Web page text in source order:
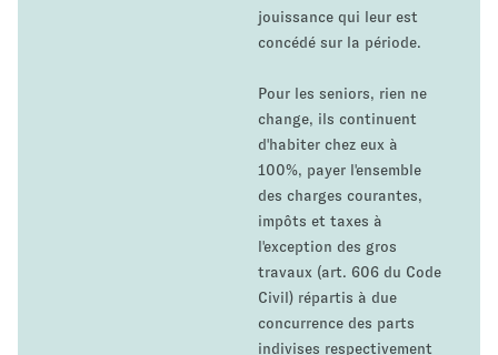
jouissance qui leur est
concédé sur la période.
Pour les seniors, rien ne
change, ils continuent
d'habiter chez eux à
100%, payer l'ensemble
des charges courantes,
impôts et taxes à
l'exception des gros
travaux (art. 606 du Code
Civil) répartis à due
concurrence des parts
indivises respectivement